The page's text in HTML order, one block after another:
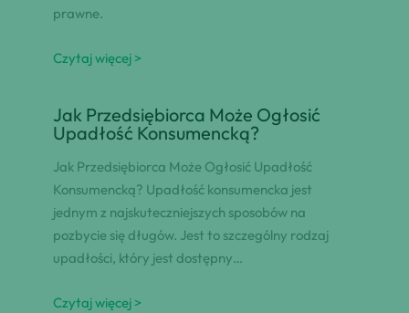
prawne.
Czytaj więcej >
Jak Przedsiębiorca Może Ogłosić
Upadłość Konsumencką?
Jak Przedsiębiorca Może Ogłosić Upadłość
Konsumencką? Upadłość konsumencka jest
jednym z najskuteczniejszych sposobów na
pozbycie się długów. Jest to szczególny rodzaj
upadłości, który jest dostępny…
Czytaj więcej >